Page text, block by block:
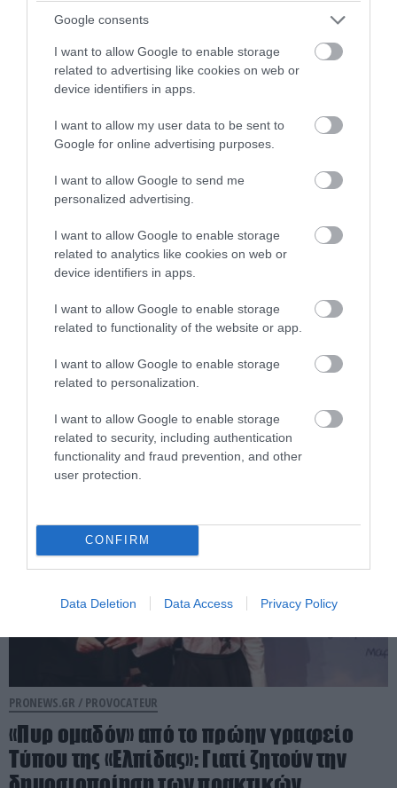
Google consents
I want to allow Google to enable storage
related to advertising like cookies on web or
device identifiers in apps.
I want to allow my user data to be sent to
Google for online advertising purposes.
I want to allow Google to send me
personalized advertising.
I want to allow Google to enable storage
related to analytics like cookies on web or
device identifiers in apps.
I want to allow Google to enable storage
related to functionality of the website or app.
I want to allow Google to enable storage
related to personalization.
I want to allow Google to enable storage
related to security, including authentication
functionality and fraud prevention, and other
user protection.
CONFIRM
Data Deletion Data Access Privacy Policy
περιοχές της Αττικής»
08.08.2026 | 11:48
PRONEWS.GR /PROVOCATEUR
Η Σ.Αραβία στο «ισλαμικό ΝΑΤΟ» με την
Τουρκία: Γιατί η αποστολή ελληνικών
Patriot εξελίσσεται σε διπλωματικό
φιάσκο
08.08.2026 | 09:30
PRONEWS.GR / PROVOCATEUR
«Πυρ ομαδόν» από το πρώην γραφείο
Τύπου της «Ελπίδας»: Γιατί ζητούν την